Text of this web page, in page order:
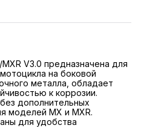
V3.0 предназначена для
на боковой
металла, обладает
к коррозии.
дополнительных
моделей MX и MXR.
для удобства